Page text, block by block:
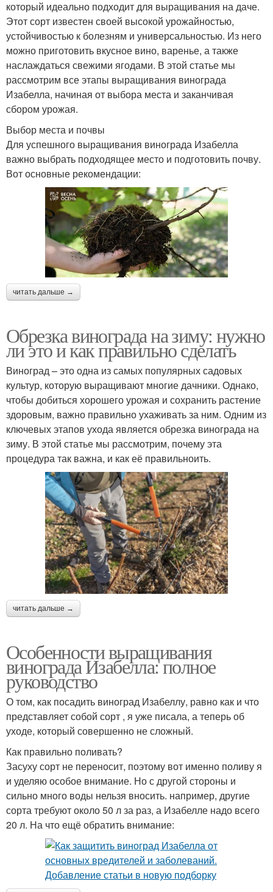
который идеально подходит для выращивания на даче.
Этот сорт известен своей высокой урожайностью,
устойчивостью к болезням и универсальностью. Из него
можно приготовить вкусное вино, варенье, а также
наслаждаться свежими ягодами. В этой статье мы
рассмотрим все этапы выращивания винограда
Изабелла, начиная от выбора места и заканчивая
сбором урожая.
Выбор места и почвы
Для успешного выращивания винограда Изабелла
важно выбрать подходящее место и подготовить почву.
Вот основные рекомендации:
читать дальше →
Обрезка винограда на зиму: нужно
ли это и как правильно сделать
Виноград – это одна из самых популярных садовых
культур, которую выращивают многие дачники. Однако,
чтобы добиться хорошего урожая и сохранить растение
здоровым, важно правильно ухаживать за ним. Одним из
ключевых этапов ухода является обрезка винограда на
зиму. В этой статье мы рассмотрим, почему эта
процедура так важна, и как её правильноить.
читать дальше →
Особенности выращивания
винограда Изабелла: полное
руководство
О том, как посадить виноград Изабеллу, равно как и что
представляет собой сорт , я уже писала, а теперь об
уходе, который совершенно не сложный.
Как правильно поливать?
Засуху сорт не переносит, поэтому вот именно поливу я
и уделяю особое внимание. Но с другой стороны и
сильно много воды нельзя вносить. например, другие
сорта требуют около 50 л за раз, а Изабелле надо всего
20 л. На что ещё обратить внимание: